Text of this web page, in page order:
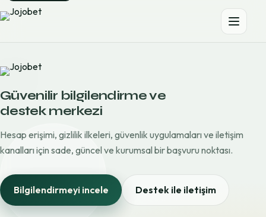
Güvenilir bilgilendirme ve
destek merkezi
Hesap erişimi, gizlilik ilkeleri, güvenlik uygulamaları ve iletişim
kanalları için sade, güncel ve kurumsal bir başvuru noktası.
Bilgilendirmeyi incele Destek ile iletişim